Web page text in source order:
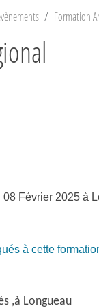
Formation
08 Février 2025 à
à cette
,à Longueau